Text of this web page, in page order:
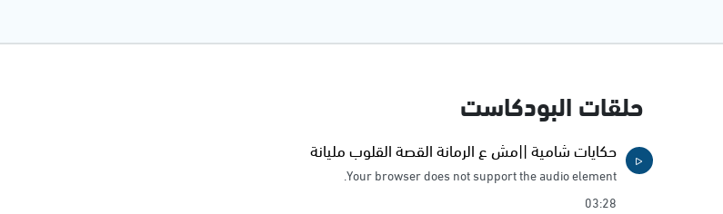
حلقات البودكاست
حكايات شامية ||مش ع الرمانة القصة القلوب مليانة
Your browser does not support the audio element.
03:28